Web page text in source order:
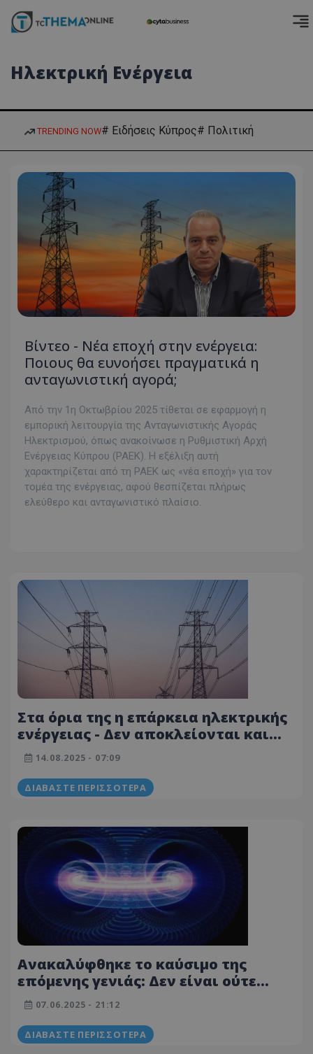
Ηλεκτρική Ενέργεια
TRENDING NOW# Ειδήσεις Κύπρος# Πολιτική
Βίντεο - Νέα εποχή στην ενέργεια:
Ποιους θα ευνοήσει πραγματικά η
ανταγωνιστική αγορά;
Από την 1η Οκτωβρίου 2025 τίθεται σε εφαρμογή η
εμπορική λειτουργία της Ανταγωνιστικής Αγοράς
Ηλεκτρισμού, όπως ανακοίνωσε η Ρυθμιστική Αρχή
Ενέργειας Κύπρου (ΡΑΕΚ). Η εξέλιξη αυτή
χαρακτηρίζεται από τη ΡΑΕΚ ως «νέα εποχή» για τον
τομέα της ενέργειας, αφού θεσπίζεται πλήρως
ελεύθερο και ανταγωνιστικό πλαίσιο.
Στα όρια της η επάρκεια ηλεκτρικής
ενέργειας - Δεν αποκλείονται και
σήμερα περικοπές ρεύματος
14.08.2025 - 07:09
ΔΙΑΒΆΣΤΕ ΠΕΡΙΣΣΌΤΕΡΑ
Ανακαλύφθηκε το καύσιμο της
επόμενης γενιάς: Δεν είναι ούτε
ηλεκτρική ενέργεια ούτε υδρογόνο
07.06.2025 - 21:12
ΔΙΑΒΆΣΤΕ ΠΕΡΙΣΣΌΤΕΡΑ